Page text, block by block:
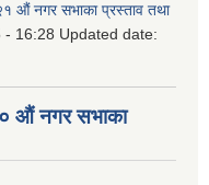
औं नगर सभाका प्रस्ताव तथा
- 16:28 Updated date:
औं नगर सभाका